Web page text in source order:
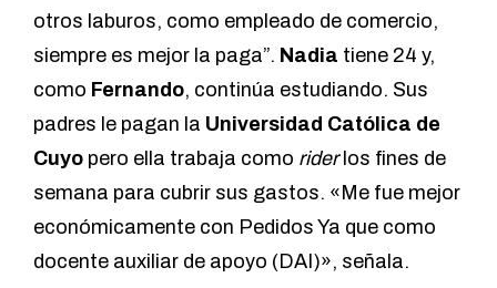
otros laburos, como empleado de comercio,
siempre es mejor la paga”. Nadia tiene 24 y,
como Fernando, continúa estudiando. Sus
padres le pagan la Universidad Católica de
Cuyo pero ella trabaja como riderlos fines de
semana para cubrir sus gastos. «Me fue mejor
económicamente con Pedidos Ya que como
docente auxiliar de apoyo (DAI)», señala.